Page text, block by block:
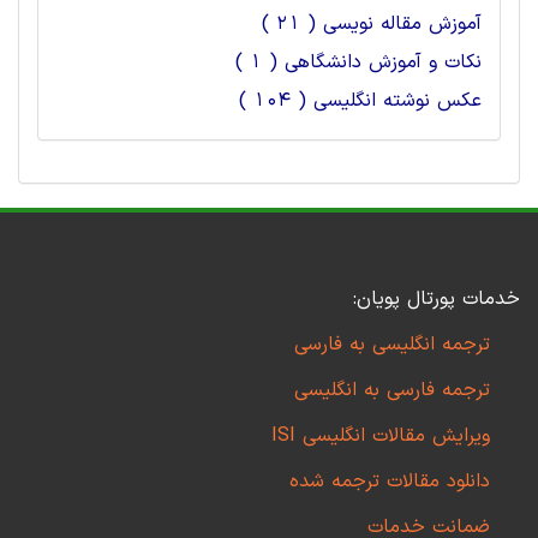
آموزش مقاله نویسی ( 21 )
نکات و آموزش دانشگاهی ( 1 )
عکس نوشته انگلیسی ( 104 )
خدمات پورتال پویان:
ترجمه انگلیسی به فارسی
ترجمه فارسی به انگلیسی
ویرایش مقالات انگلیسی ISI
دانلود مقالات ترجمه شده
ضمانت خدمات